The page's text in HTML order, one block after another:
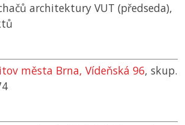
architektury VUT (předseda),
města Brna, Vídeňská 96, skup.